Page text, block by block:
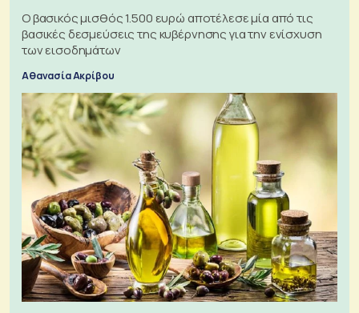
Ο βασικός μισθός 1.500 ευρώ αποτέλεσε μία από τις
βασικές δεσμεύσεις της κυβέρνησης για την ενίσχυση
των εισοδημάτων
Αθανασία Ακρίβου